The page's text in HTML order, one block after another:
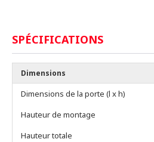
SPÉCIFICATIONS
Dimensions
Dimensions de la porte (l x h)
Hauteur de montage
Hauteur totale